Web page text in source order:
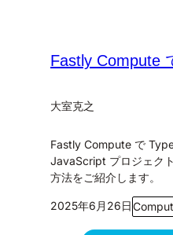
Fastly Compute
大室克之
Fastly Compute で
JavaScript プロジェク
方法をご紹介します。
2025年6月26日